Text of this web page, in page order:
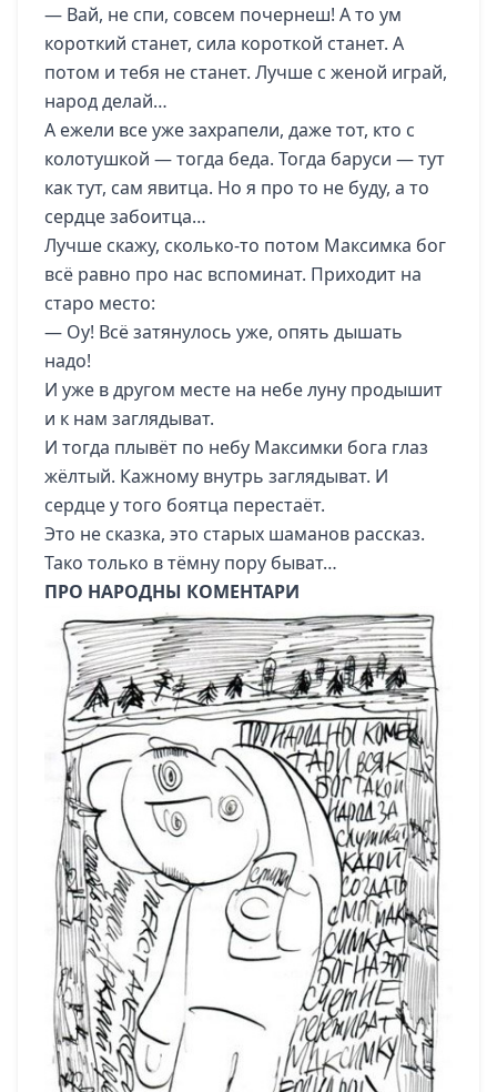
— Вай, не спи, совсем почернеш! А то ум
короткий станет, сила короткой станет. А
потом и тебя не станет. Лучше с женой играй,
народ делай…
А ежели все уже захрапели, даже тот, кто с
колотушкой — тогда беда. Тогда баруси — тут
как тут, сам явитца. Но я про то не буду, а то
сердце забоитца…
Лучше скажу, сколько-то потом Максимка бог
всё равно про нас вспоминат. Приходит на
старо место:
— Оу! Всё затянулось уже, опять дышать
надо!
И уже в другом месте на небе луну продышит
и к нам заглядыват.
И тогда плывёт по небу Максимки бога глаз
жёлтый. Кажному внутрь заглядыват. И
сердце у того боятца перестаёт.
Это не сказка, это старых шаманов рассказ.
Тако только в тёмну пору быват…
ПРО НАРОДНЫ КОМЕНТАРИ